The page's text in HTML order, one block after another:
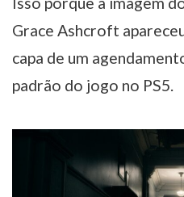
Grace Ashcroft
capa de um
padrão do jogo no PS5.